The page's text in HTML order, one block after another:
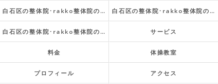
白石区の整体院･rakko整体院の口コミ情報 白石区の整体院･rakko整体院の評判
白石区の整体院･rakko整体院のお客様の声 サービス
料金 体操教室
プロフィール アクセス